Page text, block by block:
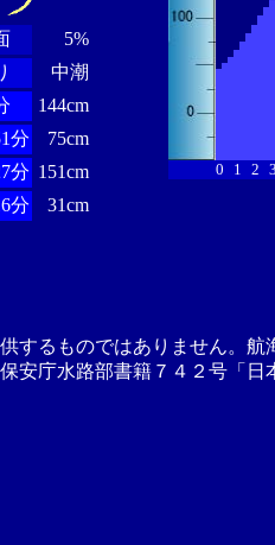
5%
中潮
144cm
分
75cm
分 151cm
分
31cm
0 1 2 3
するものではありません。
安庁水路部書籍７４２号「